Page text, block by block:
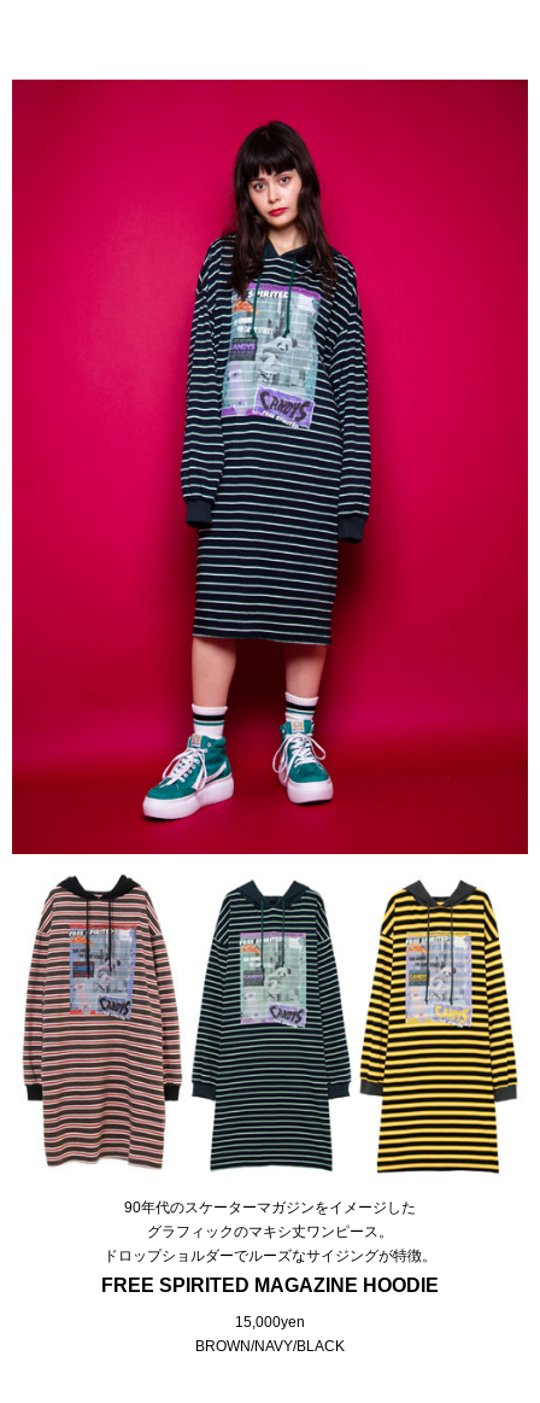
90年代のスケーターマガジンをイメージした
グラフィックのマキシ丈ワンピース。
ドロップショルダーでルーズなサイジングが特徴。
FREE SPIRITED MAGAZINE HOODIE
15,000yen
BROWN/NAVY/BLACK